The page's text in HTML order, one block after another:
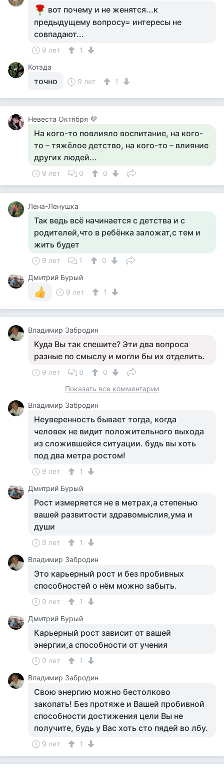
вот почему и не женятся...к
предыдущему вопросу= интересы не
совпадают...
9 лет
1
Котэда
точно 9 лет 1
Невеста Октября 💜
На кого-то повлияло воспитание, на кого-
то – тяжёлое детство, на кого-то – влияние
других людей...
9 лет 0 0
Лена-Ленушка
Так ведь всё начинается с детства и с
родителей,что в ребёнка заложат,с тем и
жить будет
9 лет 1
0
Дмитрий Бурый
9 лет
1
Владимир Забродин
Куда Вы так спешите? Эти два вопроса
разные по смыслу и могли бы их отделить.
9 лет 8
0
Показать все комментарии
Владимир Забродин
Неуверенность бывает тогда, когда
человек не видит положительного выхода
из сложившейся ситуации. будь вы хоть
под два метра ростом!
9 лет
1
Дмитрий Бурый
Рост измеряется не в метрах,а степенью
вашей развитости здравомыслия,ума и
души
9 лет
1
Владимир Забродин
Это карьерный рост и без пробивных
способностей о нём можно забыть.
9 лет
1
Дмитрий Бурый
Карьерный рост зависит от вашей
энергии,а способности от учения
9 лет
1
Владимир Забродин
Свою энергию можно бестолково
закопать! Без протяже и Вашей пробивной
способности достижения цели Вы не
получите, будь у Вас хоть сто пядей во лбу.
9 лет 1